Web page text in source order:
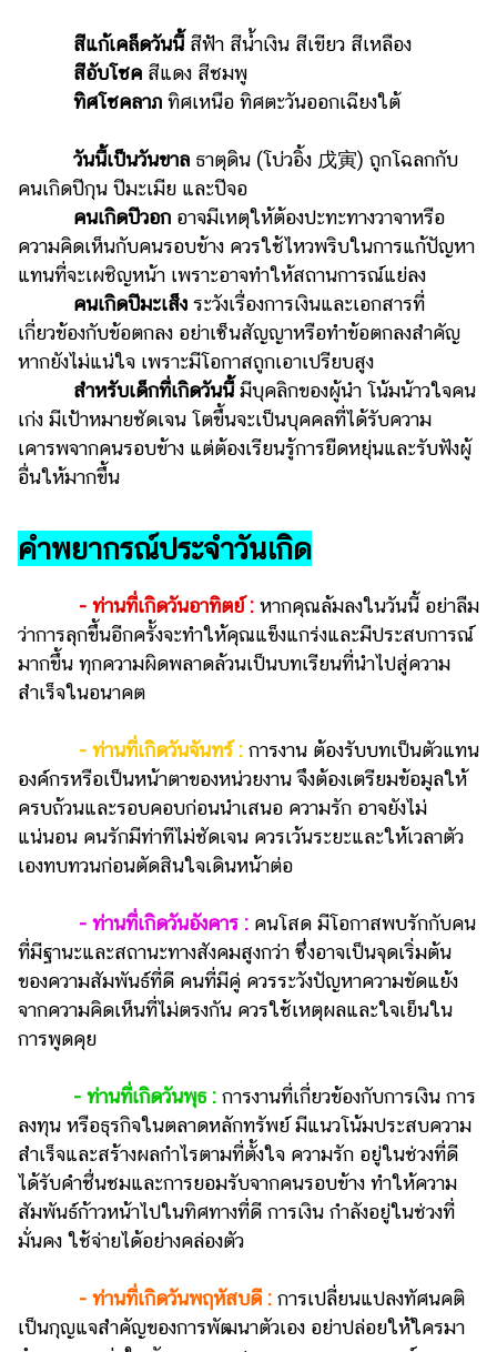
ราคา
น้ำมัน
วา
ไร
ตี้
แต่งงาน
แม่
และ
เด็ก
เลี้ยง
บริการ
แอปฯ
กระปุก
คอร์ส
ออนไลน์
เรียน
เลข
ออนไลน์
โฆษณา
แจ้ง
ปัญหา
ร่วม
สีแก้เคล็ดวันนี้ สีฟ้า สีน้ำเงิน สีเขียว สีเหลือง
สีอับโชค สีแดง สีชมพู
ทิศโชคลาภ ทิศเหนือ ทิศตะวันออกเฉียงใต้
วันนี้เป็นวันขาล ธาตุดิน (โบ่วอิ้ง 戊寅) ถูกโฉลกกับ
คนเกิดปีกุน ปีมะเมีย และปีจอ
คนเกิดปีวอก อาจมีเหตุให้ต้องปะทะทางวาจาหรือ
ความคิดเห็นกับคนรอบข้าง ควรใช้ไหวพริบในการแก้ปัญหา
แทนที่จะเผชิญหน้า เพราะอาจทำให้สถานการณ์แย่ลง
คนเกิดปีมะเส็ง ระวังเรื่องการเงินและเอกสารที่
เกี่ยวข้องกับข้อตกลง อย่าเซ็นสัญญาหรือทำข้อตกลงสำคัญ
หากยังไม่แน่ใจ เพราะมีโอกาสถูกเอาเปรียบสูง
สำหรับเด็กที่เกิดวันนี้มีบุคลิกของผู้นำ โน้มน้าวใจคน
เก่ง มีเป้าหมายชัดเจน โตขึ้นจะเป็นบุคคลที่ได้รับความ
เคารพจากคนรอบข้าง แต่ต้องเรียนรู้การยืดหยุ่นและรับฟังผู้
อื่นให้มากขึ้น
คำพยากรณ์ประจำวันเกิด
- ท่านที่เกิดวันอาทิตย์ : หากคุณล้มลงในวันนี้ อย่าลืม
ว่าการลุกขึ้นอีกครั้งจะทำให้คุณแข็งแกร่งและมีประสบการณ์
มากขึ้น ทุกความผิดพลาดล้วนเป็นบทเรียนที่นำไปสู่ความ
สำเร็จในอนาคต
- ท่านที่เกิดวันจันทร์ : การงาน ต้องรับบทเป็นตัวแทน
องค์กรหรือเป็นหน้าตาของหน่วยงาน จึงต้องเตรียมข้อมูลให้
ครบถ้วนและรอบคอบก่อนนำเสนอ ความรัก อาจยังไม่
แน่นอน คนรักมีท่าทีไม่ชัดเจน ควรเว้นระยะและให้เวลาตัว
เองทบทวนก่อนตัดสินใจเดินหน้าต่อ
- ท่านที่เกิดวันอังคาร : คนโสด มีโอกาสพบรักกับคน
ที่มีฐานะและสถานะทางสังคมสูงกว่า ซึ่งอาจเป็นจุดเริ่มต้น
ของความสัมพันธ์ที่ดี คนที่มีคู่ ควรระวังปัญหาความขัดแย้ง
จากความคิดเห็นที่ไม่ตรงกัน ควรใช้เหตุผลและใจเย็นใน
การพูดคุย
- ท่านที่เกิดวันพุธ : การงานที่เกี่ยวข้องกับการเงิน การ
ลงทุน หรือธุรกิจในตลาดหลักทรัพย์ มีแนวโน้มประสบความ
สำเร็จและสร้างผลกำไรตามที่ตั้งใจ ความรัก อยู่ในช่วงที่ดี
ได้รับคำชื่นชมและการยอมรับจากคนรอบข้าง ทำให้ความ
สัมพันธ์ก้าวหน้าไปในทิศทางที่ดี การเงิน กำลังอยู่ในช่วงที่
มั่นคง ใช้จ่ายได้อย่างคล่องตัว
- ท่านที่เกิดวันพฤหัสบดี : การเปลี่ยนแปลงทัศนคติ
เป็นกุญแจสำคัญของการพัฒนาตัวเอง อย่าปล่อยให้ใครมา